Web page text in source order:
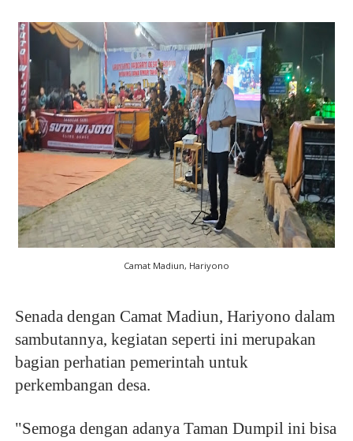
Camat Madiun, Hariyono
Senada dengan Camat Madiun, Hariyono dalam
sambutannya, kegiatan seperti ini merupakan
bagian perhatian pemerintah untuk
perkembangan desa.
"Semoga dengan adanya Taman Dumpil ini bisa